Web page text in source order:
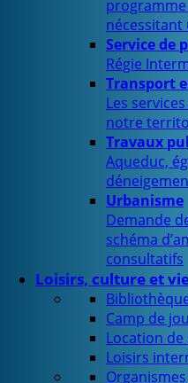
Service de
Régie
Transport
Les
notre
Travaux
Aqueduc,
Urbanisme
Demande
schéma
consultatifs
Loisirs, culture et
Camp de
Location de
Loisirs